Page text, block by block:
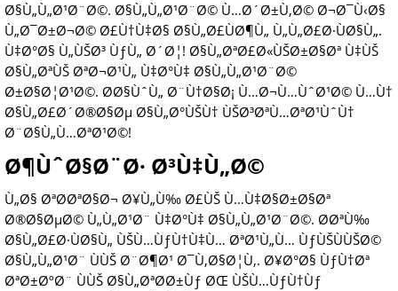
Ø§Ù„Ù„Ø¹Ø¨Ø©. Ø§Ù„Ù„Ø¹Ø¨Ø© Ù…Ø´Ø±Ù‚Ø© Ø¬Ø¯Ù‹Ø§
Ù„Ø¯Ø±Ø¬Ø© Ø£Ù†Ù‡Ø§ Ø§Ù„Ø£ÙØ¶Ù„ Ù„Ù„Ø£Ø·ÙØ§Ù„.
Ù‡Ø°Ø§ Ù„ÙŠØ³ ÙƒÙ„ Ø´Ø¦! Ø§Ù„ØªØ£Ø«ÙŠØ±Ø§Øª Ù‡ÙŠ
Ø§Ù„ØªÙŠ ØªØ¬Ø¹Ù„ Ù‡Ø°Ù‡ Ø§Ù„Ù„Ø¹Ø¨Ø©
Ø±Ø§Ø¦Ø¹Ø©. Ø­Ø§ÙˆÙ„ Ø¨Ù†Ø§Ø¡ Ù…Ø¬Ù…ÙˆØ¹Ø© Ù…Ù†
Ø§Ù„Ø£Ø´Ø®Ø§Øµ Ø§Ù„Ø°ÙŠÙ† ÙŠØ³ØªÙ…ØªØ¹ÙˆÙ†
Ø¨Ø§Ù„Ù…ØªØ¹Ø©!
Ø¶ÙˆØ§Ø¨Ø· Ø³Ù‡Ù„Ø©
Ù„Ø§ ØªØ­ØªØ§Ø¬ Ø¥Ù„Ù‰ Ø£ÙŠ Ù…Ù‡Ø§Ø±Ø§Øª
Ø®Ø§ØµØ© Ù„Ù„Ø¹Ø¨ Ù‡Ø°Ù‡ Ø§Ù„Ù„Ø¹Ø¨Ø©. Ø­ØªÙ‰
Ø§Ù„Ø£Ø·ÙØ§Ù„ ÙŠÙ…ÙƒÙ†Ù‡Ù… ØªØ¹Ù„Ù… ÙƒÙŠÙÙŠØ©
Ø§Ù„Ù„Ø¹Ø¨ ÙÙŠ Ø¨Ø¶Ø¹ Ø¯Ù‚Ø§Ø¦Ù‚. Ø¥Ø°Ø§ ÙƒÙ†Øª
ØªØ±ØºØ¨ ÙÙŠ Ø§Ù„ØªØ­Ø±Ùƒ ØŒ ÙŠÙ…ÙƒÙ†Ùƒ